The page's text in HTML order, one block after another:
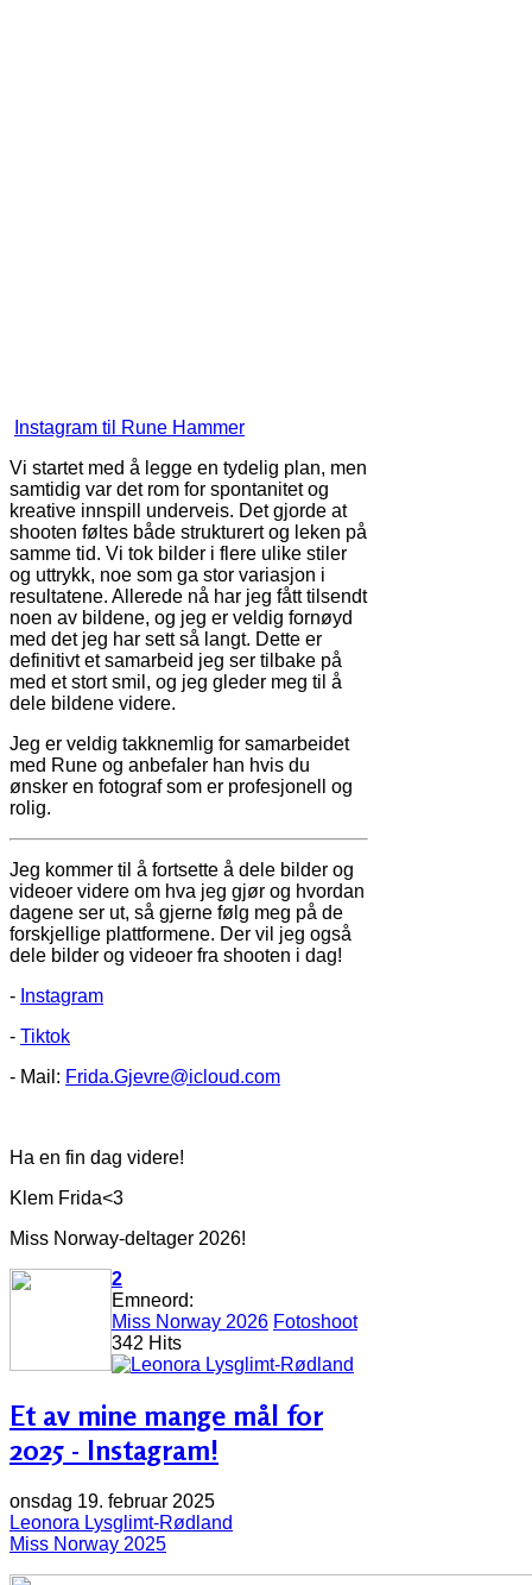
Instagram til Rune Hammer
Vi startet med å legge en tydelig plan, men
samtidig var det rom for spontanitet og
kreative innspill underveis. Det gjorde at
shooten føltes både strukturert og leken på
samme tid. Vi tok bilder i flere ulike stiler
og uttrykk, noe som ga stor variasjon i
resultatene. Allerede nå har jeg fått tilsendt
noen av bildene, og jeg er veldig fornøyd
med det jeg har sett så langt. Dette er
definitivt et samarbeid jeg ser tilbake på
med et stort smil, og jeg gleder meg til å
dele bildene videre.
Jeg er veldig takknemlig for samarbeidet
med Rune og anbefaler han hvis du
ønsker en fotograf som er profesjonell og
rolig.
Jeg kommer til å fortsette å dele bilder og
videoer videre om hva jeg gjør og hvordan
dagene ser ut, så gjerne følg meg på de
forskjellige plattformene. Der vil jeg også
dele bilder og videoer fra shooten i dag!
- Instagram
- Tiktok
- Mail: Frida.Gjevre@icloud.com
Ha en fin dag videre!
Klem Frida<3
Miss Norway-deltager 2026!
2
Emneord:
Miss Norway 2026 Fotoshoot
342 Hits
Et av mine mange mål for
2025 - Instagram!
onsdag 19. februar 2025
Leonora Lysglimt-Rødland
Miss Norway 2025